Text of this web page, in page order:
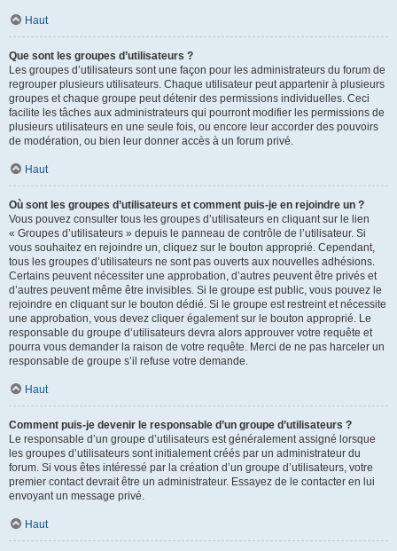
Haut
Que sont les groupes d’utilisateurs ?
Les groupes d’utilisateurs sont une façon pour les administrateurs du forum de
regrouper plusieurs utilisateurs. Chaque utilisateur peut appartenir à plusieurs
groupes et chaque groupe peut détenir des permissions individuelles. Ceci
facilite les tâches aux administrateurs qui pourront modifier les permissions de
plusieurs utilisateurs en une seule fois, ou encore leur accorder des pouvoirs
de modération, ou bien leur donner accès à un forum privé.
Haut
Où sont les groupes d’utilisateurs et comment puis-je en rejoindre un ?
Vous pouvez consulter tous les groupes d’utilisateurs en cliquant sur le lien
« Groupes d’utilisateurs » depuis le panneau de contrôle de l’utilisateur. Si
vous souhaitez en rejoindre un, cliquez sur le bouton approprié. Cependant,
tous les groupes d’utilisateurs ne sont pas ouverts aux nouvelles adhésions.
Certains peuvent nécessiter une approbation, d’autres peuvent être privés et
d’autres peuvent même être invisibles. Si le groupe est public, vous pouvez le
rejoindre en cliquant sur le bouton dédié. Si le groupe est restreint et nécessite
une approbation, vous devez cliquer également sur le bouton approprié. Le
responsable du groupe d’utilisateurs devra alors approuver votre requête et
pourra vous demander la raison de votre requête. Merci de ne pas harceler un
responsable de groupe s’il refuse votre demande.
Haut
Comment puis-je devenir le responsable d’un groupe d’utilisateurs ?
Le responsable d’un groupe d’utilisateurs est généralement assigné lorsque
les groupes d’utilisateurs sont initialement créés par un administrateur du
forum. Si vous êtes intéressé par la création d’un groupe d’utilisateurs, votre
premier contact devrait être un administrateur. Essayez de le contacter en lui
envoyant un message privé.
Haut